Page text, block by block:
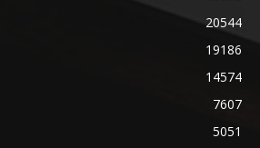
20544
19186
14574
7607
5051